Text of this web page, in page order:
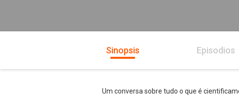
Sinopsis Episodios
Um conversa sobre tudo o que é